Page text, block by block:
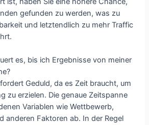
gefunden zu werden, was zu
und letztendlich zu mehr Traffic
es, bis ich Ergebnisse von meiner
Geduld, da es Zeit braucht, um
zu erzielen. Die genaue Zeitspanne
Variablen wie Wettbewerb,
anderen Faktoren ab. In der Regel